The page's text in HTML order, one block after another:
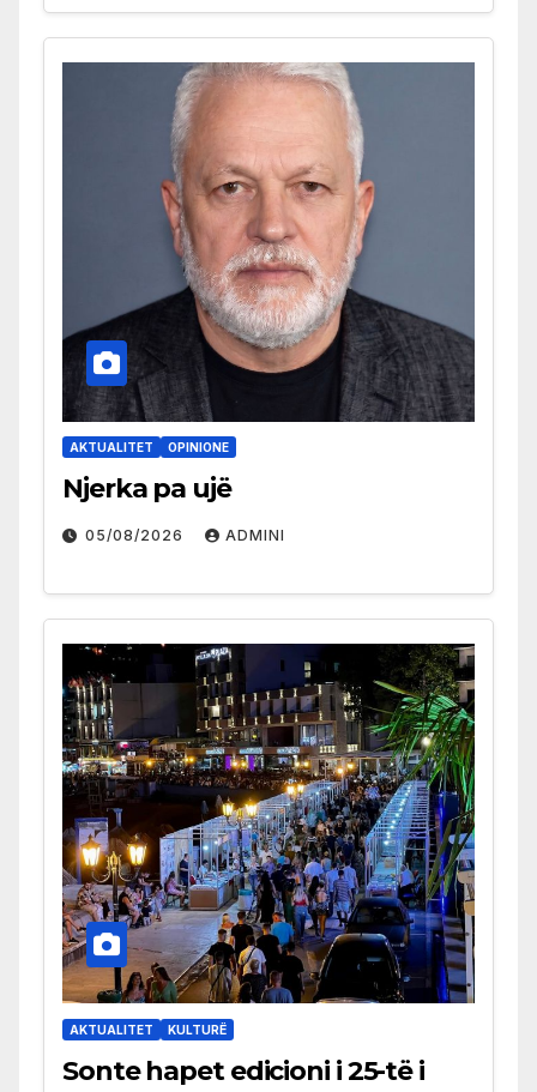
AKTUALITET OPINIONE
Njerka pa ujë
05/08/2026 ADMINI
AKTUALITET KULTURË
Sonte hapet edicioni i 25-të i